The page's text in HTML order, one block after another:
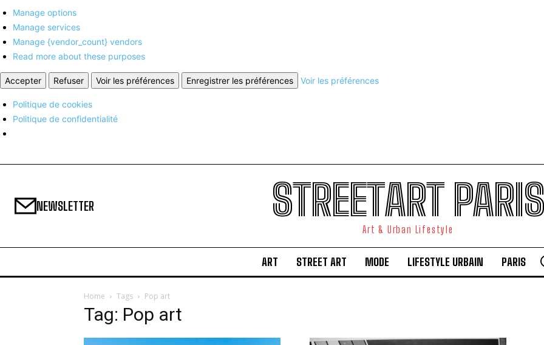
Manage options
Manage services
Manage {vendor_count} vendors
Read more about these purposes
Accepter Refuser Voir les préférences Enregistrer les préférences Voir les préférences
Politique de cookies
Politique de confidentialité
NEWSLETTER STREETART PARIS
Art & Urban Lifestyle
ART STREET ART MODE LIFESTYLE URBAIN PARIS
Home Tags Pop art
Tag: Pop art